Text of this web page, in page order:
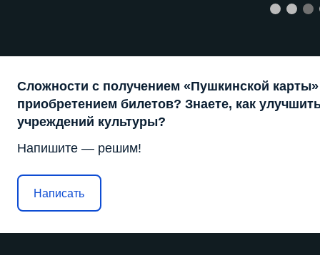
Сложности с получением «Пушкинской
приобретением билетов? Знаете, как
учреждений культуры?
Напишите — решим!
Написать